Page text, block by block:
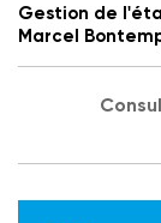
Gestion de
Marcel